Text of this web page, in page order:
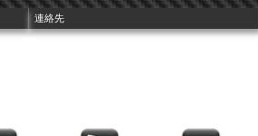
連絡先